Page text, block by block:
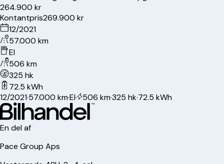
264.900 kr
Kontantpris269.900 kr
12/2021
57.000 km
El
506 km
325 hk
72.5 kWh
12/2021·57.000 km·El· 506 km·325 hk·72.5 kWh
En del af
Pace Group Aps